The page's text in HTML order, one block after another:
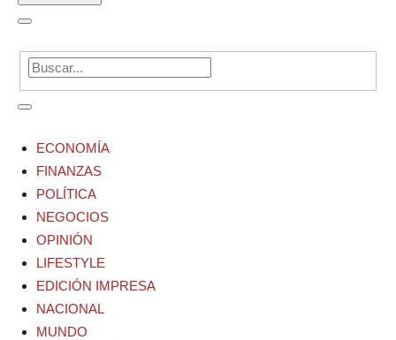
ECONOMÍA
FINANZAS
POLÍTICA
NEGOCIOS
OPINIÓN
LIFESTYLE
EDICIÓN IMPRESA
NACIONAL
MUNDO